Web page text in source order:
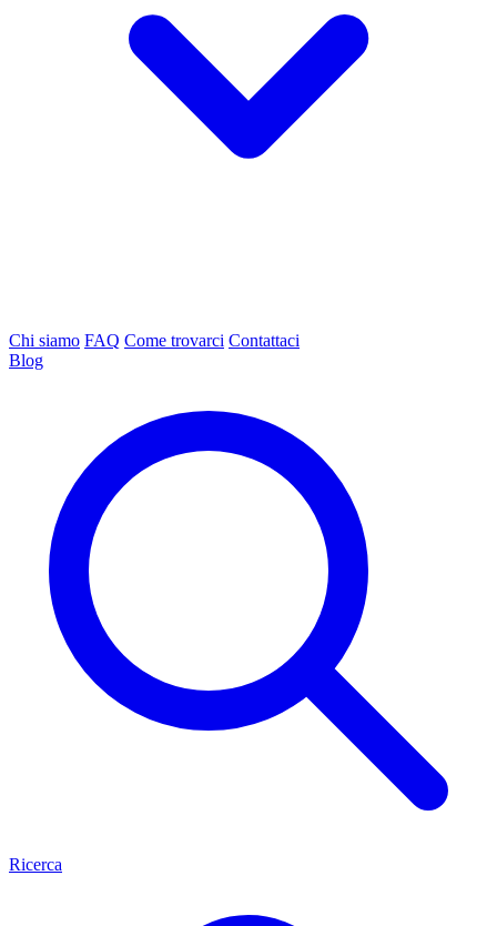
Chi siamo FAQ Come trovarci Contattaci
Blog
Ricerca